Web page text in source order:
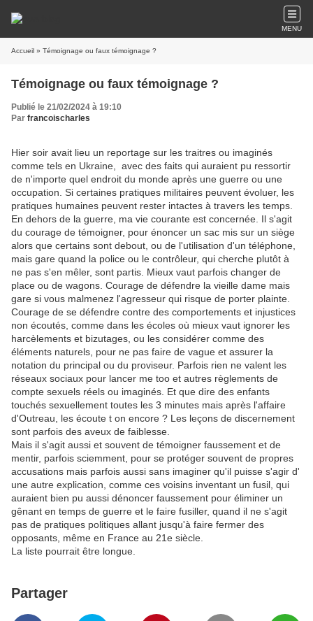
MENU
Accueil » Témoignage ou faux témoignage ?
Témoignage ou faux témoignage ?
Publié le 21/02/2024 à 19:10
Par francoischarles
Hier soir avait lieu un reportage sur les traitres ou imaginés
comme tels en Ukraine, avec des faits qui auraient pu ressortir
de n'importe quel endroit du monde après une guerre ou une
occupation. Si certaines pratiques militaires peuvent évoluer, les
pratiques humaines peuvent rester intactes à travers les temps.
En dehors de la guerre, ma vie courante est concernée. Il s'agit
du courage de témoigner, pour énoncer un sac mis sur un siège
alors que certains sont debout, ou de l'utilisation d'un téléphone,
mais gare quand la police ou le contrôleur, qui cherche plutôt à
ne pas s'en mêler, sont partis. Mieux vaut parfois changer de
place ou de wagons. Courage de défendre la vieille dame mais
gare si vous malmenez l'agresseur qui risque de porter plainte.
Courage de se défendre contre des comportements et injustices
non écoutés, comme dans les écoles où mieux vaut ignorer les
harcèlements et bizutages, ou les considérer comme des
éléments naturels, pour ne pas faire de vague et assurer la
notation du principal ou du proviseur. Parfois rien ne valent les
réseaux sociaux pour lancer me too et autres règlements de
compte sexuels réels ou imaginés. Et que dire des enfants
touchés sexuellement toutes les 3 minutes mais après l'affaire
d'Outreau, les écoute t on encore ? Les leçons de discernement
sont parfois des aveux de faiblesse.
Mais il s'agit aussi et souvent de témoigner faussement et de
mentir, parfois sciemment, pour se protéger souvent de propres
accusations mais parfois aussi sans imaginer qu'il puisse s'agir d'
une autre explication, comme ces voisins inventant un fusil, qui
auraient bien pu aussi dénoncer faussement pour éliminer un
gênant en temps de guerre et le faire fusiller, quand il ne s'agit
pas de pratiques politiques allant jusqu'à faire fermer des
opposants, même en France au 21e siècle.
La liste pourrait être longue.
Partager